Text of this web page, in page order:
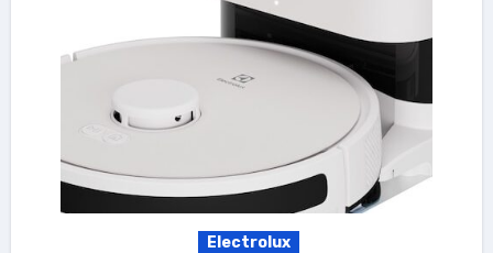
Electrolux